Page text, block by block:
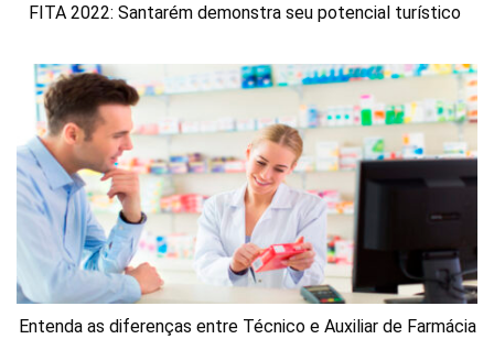
FITA 2022: Santarém demonstra seu potencial turístico
Entenda as diferenças entre Técnico e Auxiliar de Farmácia